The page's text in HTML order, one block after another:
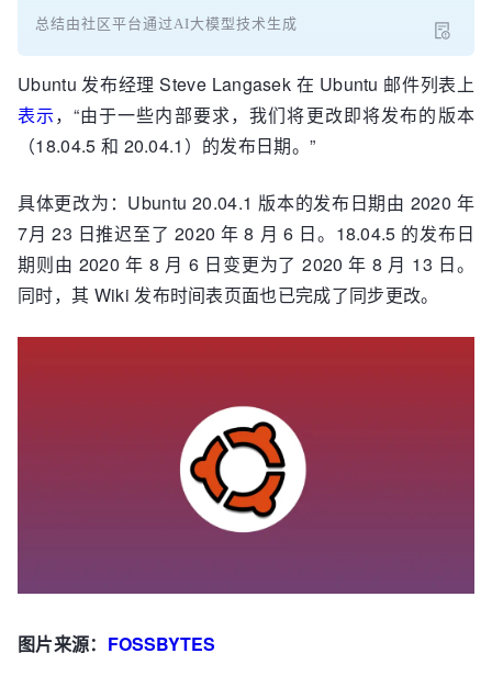
总结由社区平台通过AI大模型技术生成
Ubuntu 发布经理 Steve Langasek 在 Ubuntu 邮件列表上
表示，“由于一些内部要求，我们将更改即将发布的版本
（18.04.5 和 20.04.1）的发布日期。”
具体更改为：Ubuntu 20.04.1 版本的发布日期由 2020 年
7月 23 日推迟至了 2020 年 8 月 6 日。18.04.5 的发布日
期则由 2020 年 8 月 6 日变更为了 2020 年 8 月 13 日。
同时，其 Wiki 发布时间表页面也已完成了同步更改。
图片来源： FOSSBYTES